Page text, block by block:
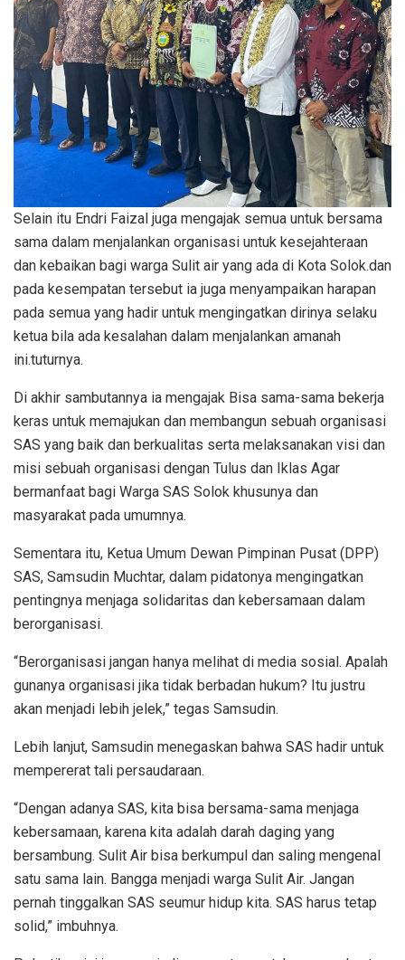
Selain itu Endri Faizal juga mengajak semua untuk bersama
sama dalam menjalankan organisasi untuk kesejahteraan
dan kebaikan bagi warga Sulit air yang ada di Kota Solok.dan
pada kesempatan tersebut ia juga menyampaikan harapan
pada semua yang hadir untuk mengingatkan dirinya selaku
ketua bila ada kesalahan dalam menjalankan amanah
ini.tuturnya.
Di akhir sambutannya ia mengajak Bisa sama-sama bekerja
keras untuk memajukan dan membangun sebuah organisasi
SAS yang baik dan berkualitas serta melaksanakan visi dan
misi sebuah organisasi dengan Tulus dan Iklas Agar
bermanfaat bagi Warga SAS Solok khusunya dan
masyarakat pada umumnya.
Sementara itu, Ketua Umum Dewan Pimpinan Pusat (DPP)
SAS, Samsudin Muchtar, dalam pidatonya mengingatkan
pentingnya menjaga solidaritas dan kebersamaan dalam
berorganisasi.
“Berorganisasi jangan hanya melihat di media sosial. Apalah
gunanya organisasi jika tidak berbadan hukum? Itu justru
akan menjadi lebih jelek,” tegas Samsudin.
Lebih lanjut, Samsudin menegaskan bahwa SAS hadir untuk
mempererat tali persaudaraan.
“Dengan adanya SAS, kita bisa bersama-sama menjaga
kebersamaan, karena kita adalah darah daging yang
bersambung. Sulit Air bisa berkumpul dan saling mengenal
satu sama lain. Bangga menjadi warga Sulit Air. Jangan
pernah tinggalkan SAS seumur hidup kita. SAS harus tetap
solid,” imbuhnya.